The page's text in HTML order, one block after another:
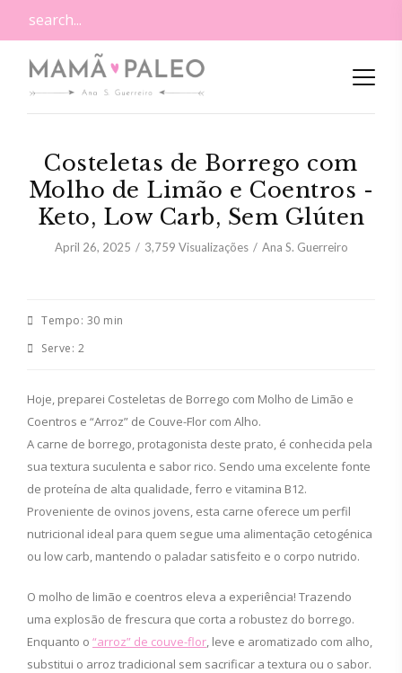
Costeletas de Borrego com
Molho de Limão e Coentros -
Keto, Low Carb, Sem Glúten
April 26, 2025 3,759 Visualizações Ana S. Guerreiro
Tempo: 30 min
Serve: 2
Hoje, preparei Costeletas de Borrego com Molho de Limão e
Coentros e “Arroz” de Couve-Flor com Alho.
A carne de borrego, protagonista deste prato, é conhecida pela
sua textura suculenta e sabor rico. Sendo uma excelente fonte
de proteína de alta qualidade, ferro e vitamina B12.
Proveniente de ovinos jovens, esta carne oferece um perfil
nutricional ideal para quem segue uma alimentação cetogénica
ou low carb, mantendo o paladar satisfeito e o corpo nutrido.
O molho de limão e coentros eleva a experiência! Trazendo
uma explosão de frescura que corta a robustez do borrego.
Enquanto o “arroz” de couve-flor, leve e aromatizado com alho,
substitui o arroz tradicional sem sacrificar a textura ou o sabor.